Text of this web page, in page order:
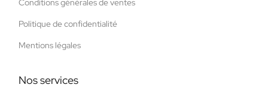
Politique de confidentialité
Mentions légales
Nos services